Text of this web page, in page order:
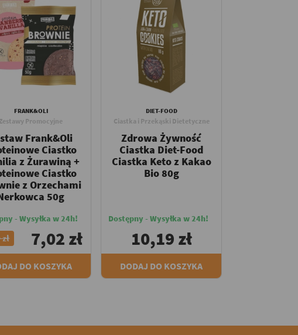
FRANK&OLI
Zestawy Promocyjne
Frank&Oli
Ciastko
z Żurawiną +
Ciastko
z Orzechami
50g
- Wysyłka w 24h!
7,02 zł
DO KOSZYKA
DIET-FOOD
Ciastka i Przekąski Dietetyczne
Zdrowa Żywność
Ciastka Diet-Food
Ciastka Keto z Kakao
Bio 80g
Dostępny - Wysyłka w 24h!
10,19 zł
DODAJ DO KOSZYKA